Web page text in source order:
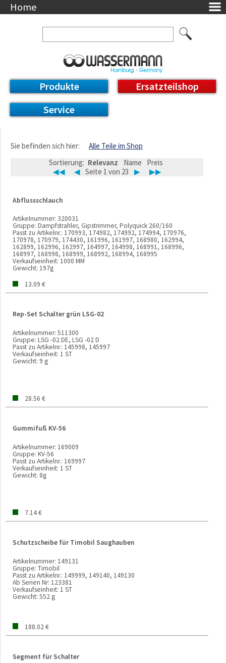
Home
Ansprechpartner
Datenschutzerklärung
Messetermine
Downloads
Feinwerk
DE / EN
Deutsch
Produkte
Ersatzteilshop
Service
Sie befinden sich hier:
Alle Teile im Shop
Sortierung: Relevanz Name
Preis
◀◀
◀ Seite 1 von 23 ▶ ▶▶
Abflussschlauch
Artikelnummer: 320031
Gruppe: Dampfstrahler, Gipstrimmer, Polyquick 260/160
Passt zu Artikelnr.: 170993, 174982, 174992, 174994, 170976,
170978, 170979, 174430, 161996, 161997, 168980, 162994,
162899, 162996, 162997, 164997, 164998, 168991, 168996,
168997, 168998, 168999, 168992, 168994, 168995
Verkaufseinheit: 1000 MM
Gewicht: 197g
13.09 €
Rep-Set Schalter grün LSG-02
Artikelnummer: 511300
Gruppe: LSG -02 DE, LSG -02 D
Passt zu Artikelnr.: 145998, 145997
Verkaufseinheit: 1 ST
Gewicht: 9 g
28.56 €
Gummifuß KV-56
Artikelnummer: 169009
Gruppe: KV-56
Passt zu Artikelnr.: 169997
Verkaufseinheit: 1 ST
Gewicht: 8g
7.14 €
Schutzscheibe für Timobil Saughauben
Artikelnummer: 149131
Gruppe: Timobil
Passt zu Artikelnr.: 149999, 149140, 149130
Ab Serien Nr: 123381
Verkaufseinheit: 1 ST
Gewicht: 552 g
188.02 €
Segment für Schalter